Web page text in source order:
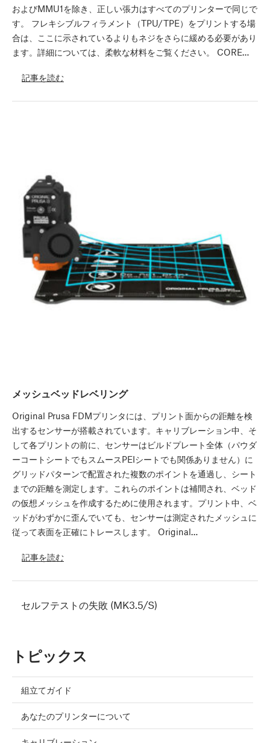
およびMMU1を除き、正しい張力はすべてのプリンターで同じで
す。 フレキシブルフィラメント（TPU/TPE）をプリントする場
合は、ここに示されているよりもネジをさらに緩める必要があり
ます。詳細については、柔軟な材料をご覧ください。 CORE…
記事を読む
メッシュベッドレベリング
Original Prusa FDMプリンタには、プリント面からの距離を検
出するセンサーが搭載されています。キャリブレーション中、そ
して各プリントの前に、センサーはビルドプレート全体（パウダ
ーコートシートでもスムースPEIシートでも関係ありません）に
グリッドパターンで配置された複数のポイントを通過し、シート
までの距離を測定します。これらのポイントは補間され、ベッド
の仮想メッシュを作成するために使用されます。プリント中、ベ
ッドがわずかに歪んでいても、センサーは測定されたメッシュに
従って表面を正確にトレースします。 Original…
記事を読む
セルフテストの失敗 (MK3.5/S)
トピックス
組立てガイド
あなたのプリンターについて